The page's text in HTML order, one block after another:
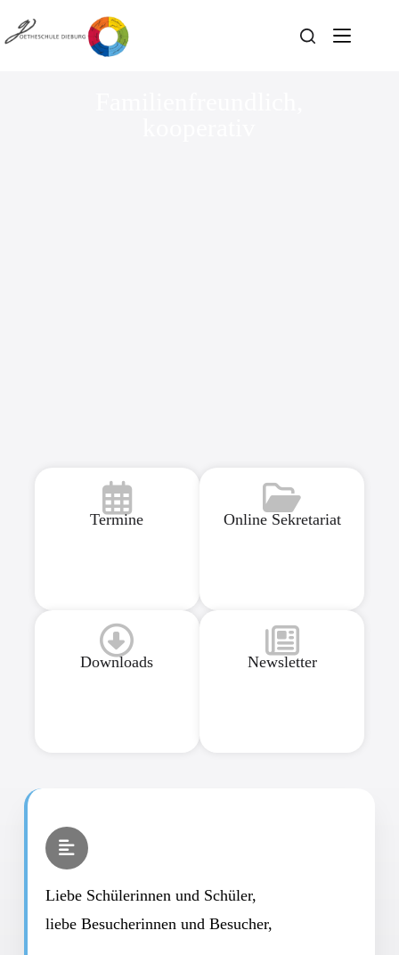
Termine Online Sekretariat
Downloads Newsletter
Liebe Schülerinnen und Schüler,
liebe Besucherinnen und Besucher,